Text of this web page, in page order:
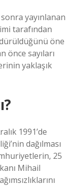
yayınlanan
tarafından
öne
sayıları
yaklaşık
1991’de
dağılması
25
Mihail